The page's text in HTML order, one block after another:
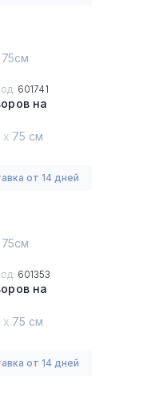
75см
601741
на
х 75 см
от 14 дней
75см
601353
на
х 75 см
от 14 дней